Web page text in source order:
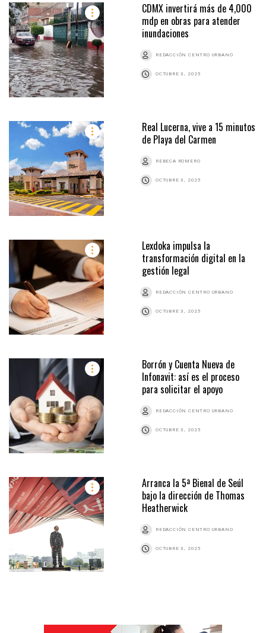
CDMX invertirá más de 4,000
mdp en obras para atender
inundaciones
REDACCIÓN CENTRO URBANO
OCTUBRE 3, 2025
Real Lucerna, vive a 15 minutos
de Playa del Carmen
REBECA ROMERO
OCTUBRE 3, 2025
Lexdoka impulsa la
transformación digital en la
gestión legal
REDACCIÓN CENTRO URBANO
OCTUBRE 3, 2025
Borrón y Cuenta Nueva de
Infonavit: así es el proceso
para solicitar el apoyo
REDACCIÓN CENTRO URBANO
OCTUBRE 3, 2025
Arranca la 5ª Bienal de Seúl
bajo la dirección de Thomas
Heatherwick
REDACCIÓN CENTRO URBANO
OCTUBRE 3, 2025